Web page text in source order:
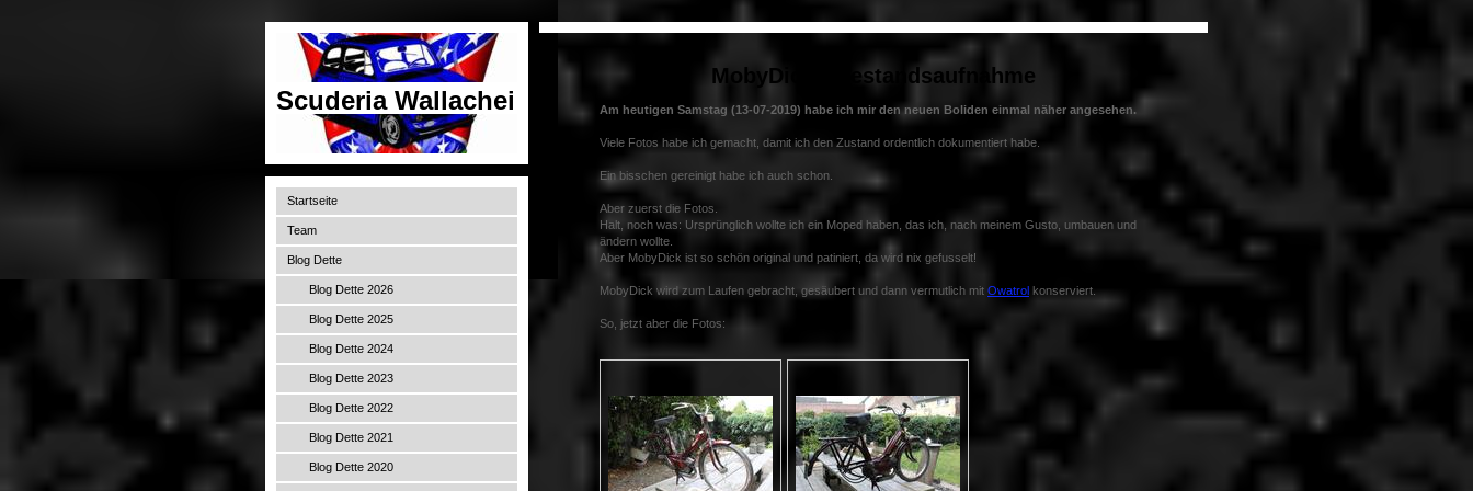
Scuderia Wallachei
Startseite
Team
Blog Dette
Blog Dette 2026
Blog Dette 2025
Blog Dette 2024
Blog Dette 2023
Blog Dette 2022
Blog Dette 2021
Blog Dette 2020
MobyDick - Bestandsaufnahme
Am heutigen Samstag (13-07-2019) habe ich mir den neuen Boliden einmal näher angesehen.
Viele Fotos habe ich gemacht, damit ich den Zustand ordentlich dokumentiert habe.
Ein bisschen gereinigt habe ich auch schon.
Aber zuerst die Fotos.
Halt, noch was: Ursprünglich wollte ich ein Moped haben, das ich, nach meinem Gusto, umbauen und
ändern wollte.
Aber MobyDick ist so schön original und patiniert, da wird nix gefusselt!
MobyDick wird zum Laufen gebracht, gesäubert und dann vermutlich mit Owatrol konserviert.
So, jetzt aber die Fotos: